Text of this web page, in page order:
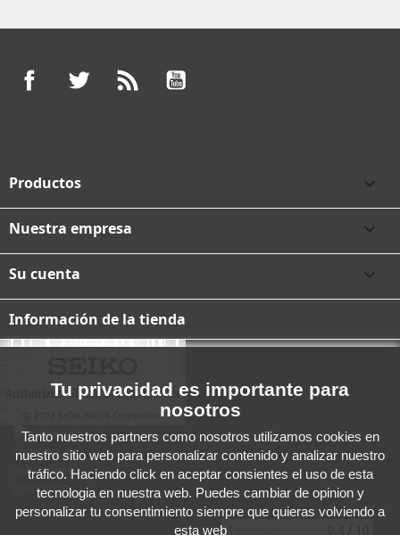
FacebookTwitter
Productos 
Nuestra empresa 
Su cuenta 
Información de la tienda
Tu privacidad es importante para
nosotros
Tanto nuestros partners como nosotros utilizamos cookies en
nuestro sitio web para personalizar contenido y analizar nuestro
tráfico. Haciendo click en aceptar consientes el uso de esta
tecnologia en nuestra web. Puedes cambiar de opinion y
personalizar tu consentimiento siempre que quieras volviendo a
esta web